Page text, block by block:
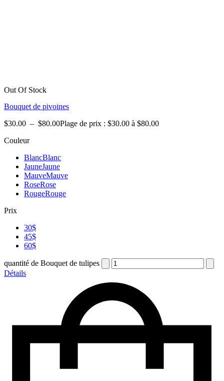
Out Of Stock
Bouquet de pivoines
$30.00 – $80.00Plage de prix : $30.00 à $80.00
Couleur
BlancBlanc
JauneJaune
MauveMauve
RoseRose
RougeRouge
Prix
30$
45$
60$
quantité de Bouquet de tulipes
Détails